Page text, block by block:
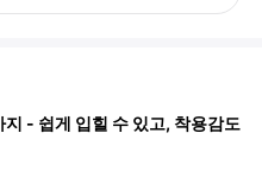
- 쉽게 입힐 수 있고, 착용감도